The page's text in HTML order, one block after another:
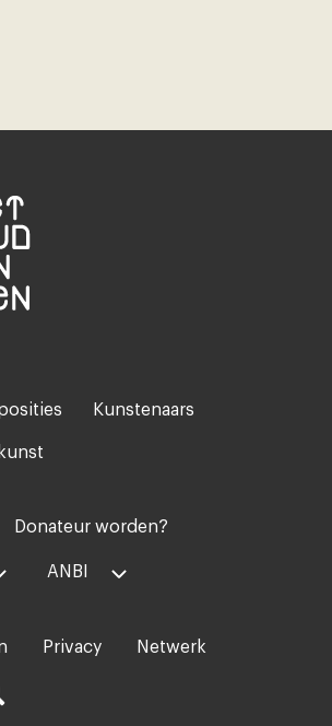
Kunstenaars
Donateur worden?
ANBI
Privacy Netwerk